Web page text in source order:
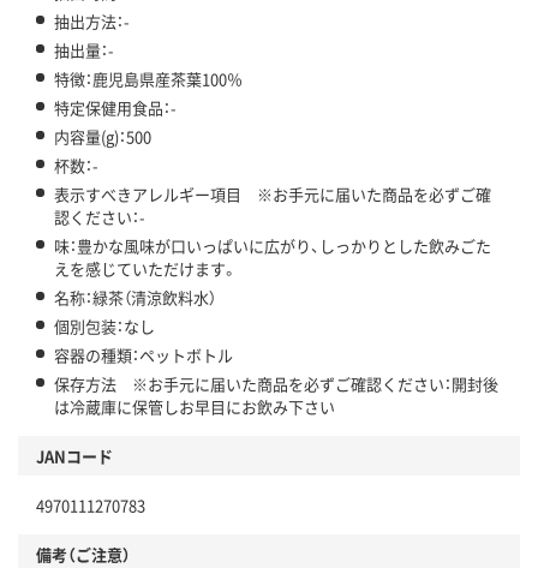
抽出方法：-
抽出量：-
特徴：鹿児島県産茶葉100％
特定保健用食品：-
内容量(g)：500
杯数：-
表示すべきアレルギー項目 ※お手元に届いた商品を必ずご確
認ください：-
味：豊かな風味が口いっぱいに広がり、しっかりとした飲みごた
えを感じていただけます。
名称：緑茶（清涼飲料水）
個別包装：なし
容器の種類：ペットボトル
保存方法 ※お手元に届いた商品を必ずご確認ください：開封後
は冷蔵庫に保管しお早目にお飲み下さい
JANコード
4970111270783
備考（ご注意）